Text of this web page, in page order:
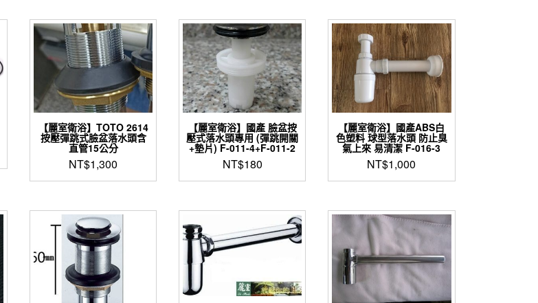
品
有
多
種
款
式。
可
在
產
品
頁
面
選
選
項
【麗室衛浴】TOTO 2614
按壓彈跳式臉盆落水頭含
直管15公分
NT$1,300
【麗室衛浴】國產 臉盆按
壓式落水頭專用 (彈跳開關
+墊片) F-011-4+F-011-2
NT$180
【麗室衛浴】國產ABS白
色塑料 球型落水頭 防止臭
氣上來 易清潔 F-016-3
NT$1,000